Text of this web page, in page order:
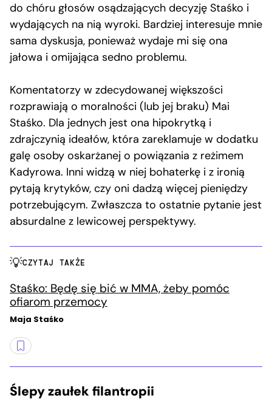
do chóru głosów osądzających decyzję Staśko i
wydających na nią wyroki. Bardziej interesuje mnie
sama dyskusja, ponieważ wydaje mi się ona
jałowa i omijająca sedno problemu.
Komentatorzy w zdecydowanej większości
rozprawiają o moralności (lub jej braku) Mai
Staśko. Dla jednych jest ona hipokrytką i
zdrajczynią ideałów, która zareklamuje w dodatku
galę osoby oskarżanej o powiązania z reżimem
Kadyrowa. Inni widzą w niej bohaterkę i z ironią
pytają krytyków, czy oni dadzą więcej pieniędzy
potrzebującym. Zwłaszcza to ostatnie pytanie jest
absurdalne z lewicowej perspektywy.
CZYTAJ TAKŻE
Staśko: Będę się bić w MMA, żeby pomóc
ofiarom przemocy
Maja Staśko
Ślepy zaułek filantropii